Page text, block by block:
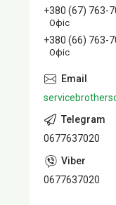
+380 (67) 763-
Офіс
+380 (66) 763-
Офіс
0677637020
0677637020